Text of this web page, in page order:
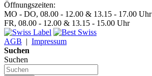
Öffnungszeiten:
MO - DO, 08.00 - 12.00 & 13.15 - 17.00 Uhr
FR, 08.00 - 12.00 & 13.15 - 15.00 Uhr
AGB | Impressum
Suchen
Suchen